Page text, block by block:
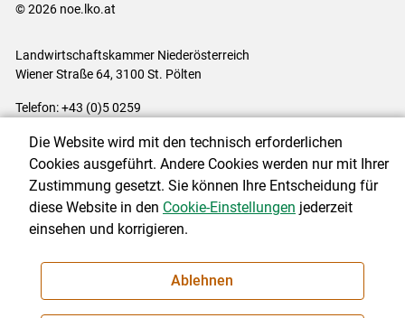
© 2026 noe.lko.at
Landwirtschaftskammer Niederösterreich
Wiener Straße 64, 3100 St. Pölten
Telefon: +43 (0)5 0259
Impressum|Kontakt|Datenschutzerklärung|Barrierefreiheit|
Cookie-Einstellungen
NEWSLETTER
Die Website wird mit den technisch erforderlichen
Cookies ausgeführt. Andere Cookies werden nur mit Ihrer
Zustimmung gesetzt. Sie können Ihre Entscheidung für
diese Website in den Cookie-Einstellungen jederzeit
einsehen und korrigieren.
Ablehnen